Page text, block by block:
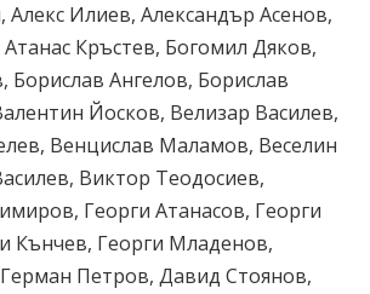
Алекс Илиев, Александър Асенов,
Кръстев, Богомил Дяков,
Ангелов, Борислав
Йосков, Велизар Василев,
Венцислав Маламов, Веселин
Виктор Теодосиев,
Георги Атанасов, Георги
Кънчев, Георги Младенов,
Петров, Давид Стоянов,